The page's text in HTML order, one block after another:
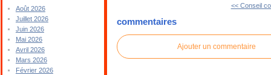
Août 2026
Juillet 2026
Juin 2026
Mai 2026
Avril 2026
Mars 2026
Février 2026
<< Conseil
commentaires
Ajouter un commentaire